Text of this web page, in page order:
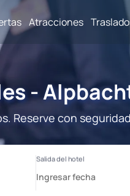
Atracciones
-
Reserve con